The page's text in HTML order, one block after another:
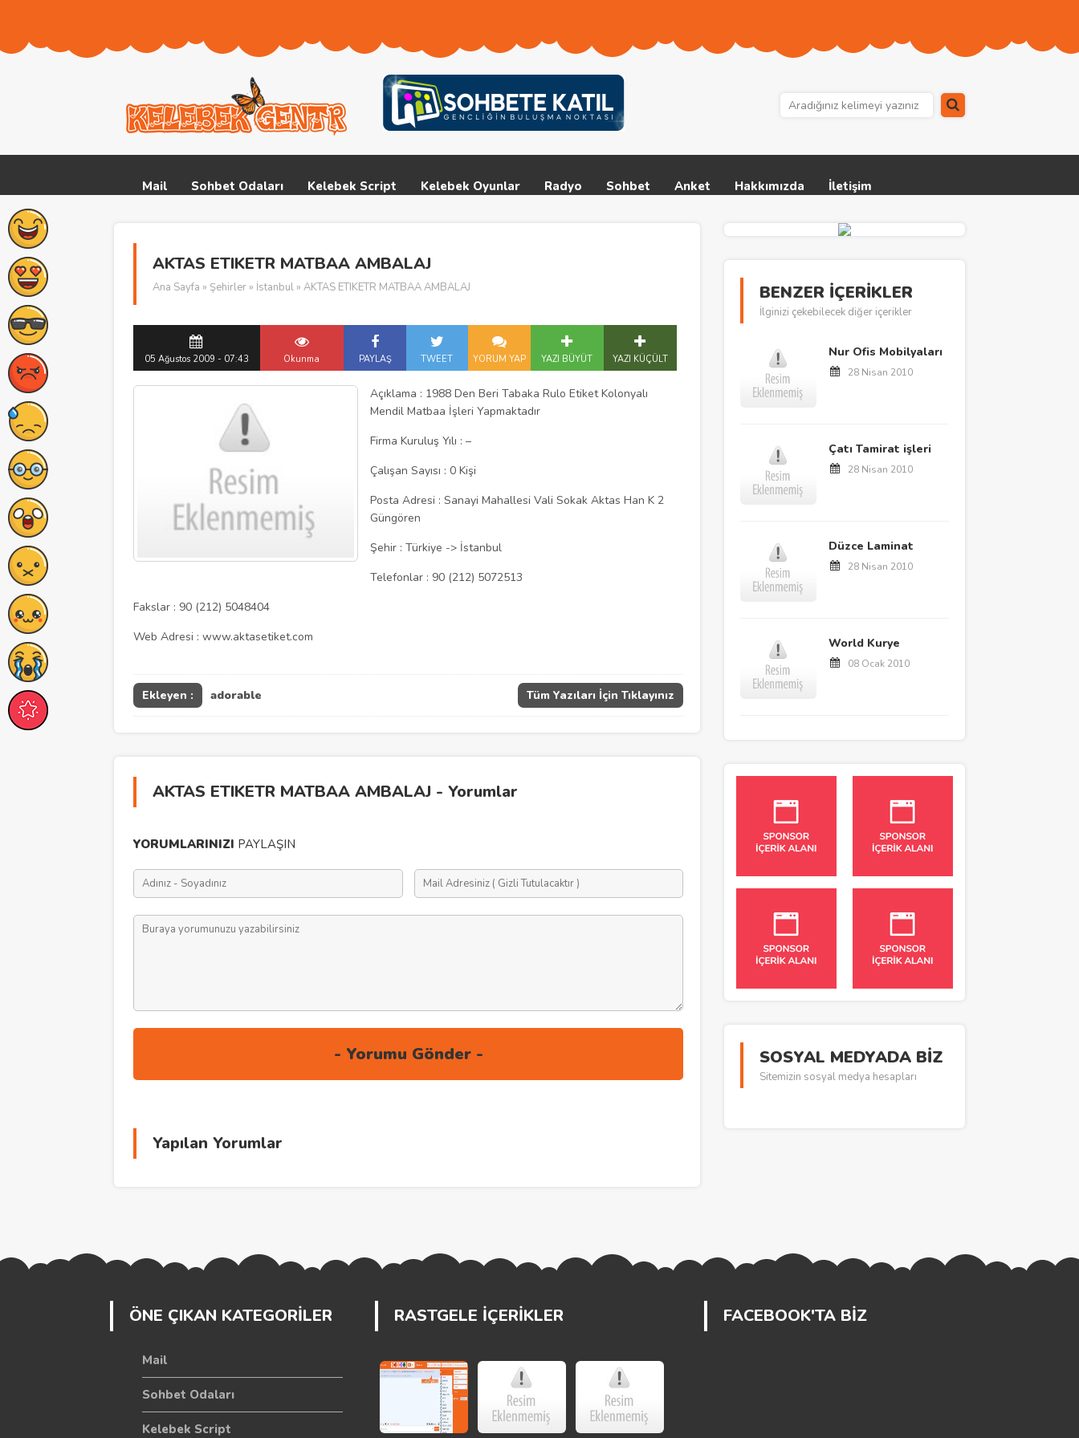
Mail Sohbet Odaları Kelebek Script Kelebek Oyunlar Radyo Sohbet Anket Hakkımızda İletişim
AKTAS ETIKETR MATBAA AMBALAJ
Ana Sayfa » Şehirler » İstanbul » AKTAS ETIKETR MATBAA AMBALAJ
05 Ağustos 2009 - 07:43 Okunma PAYLAŞ TWEET YORUM YAP YAZI BÜYÜT YAZI KÜÇÜLT
Açıklama : 1988 Den Beri Tabaka Rulo Etiket Kolonyalı
Mendil Matbaa İşleri Yapmaktadır
Firma Kuruluş Yılı : –
Çalışan Sayısı : 0 Kişi
Posta Adresi : Sanayi Mahallesi Vali Sokak Aktas Han K 2
Güngören
Şehir : Türkiye -> İstanbul
Telefonlar : 90 (212) 5072513
Fakslar : 90 (212) 5048404
Web Adresi : www.aktasetiket.com
Ekleyen : adorable Tüm Yazıları İçin Tıklayınız
AKTAS ETIKETR MATBAA AMBALAJ - Yorumlar
YORUMLARINIZI PAYLAŞIN
Yapılan Yorumlar
BENZER İÇERİKLER
İlginizi çekebilecek diğer içerikler
Nur Ofis Mobilyaları
28 Nisan 2010
Çatı Tamirat işleri
28 Nisan 2010
Düzce Laminat
28 Nisan 2010
World Kurye
08 Ocak 2010
SOSYAL MEDYADA BİZ
Sitemizin sosyal medya hesapları
ÖNE ÇIKAN KATEGORİLER
Mail
Sohbet Odaları
Kelebek Script
RASTGELE İÇERİKLER FACEBOOK'TA BİZ